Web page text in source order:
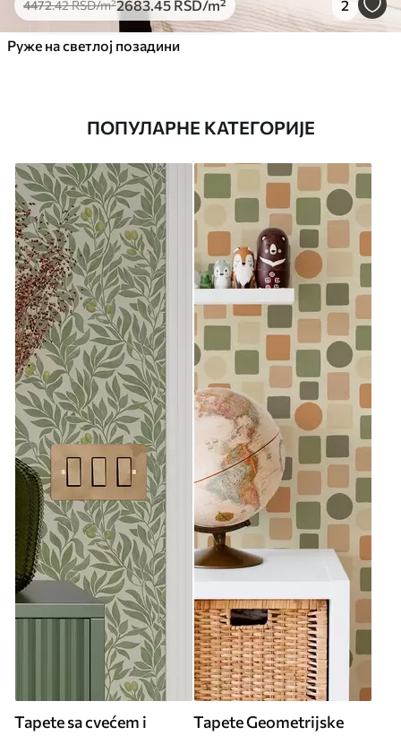
4472.42RSD/m²2683.45 RSD/m² 2
Руже на светлој позадини
ПОПУЛАРНЕ КАТЕГОРИЈЕ
Tapete sa cvećem i
Tapete Geometrijske